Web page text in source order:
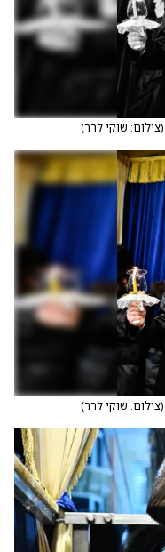
(צילום: שוקי לרר)
(צילום: שוקי לרר)